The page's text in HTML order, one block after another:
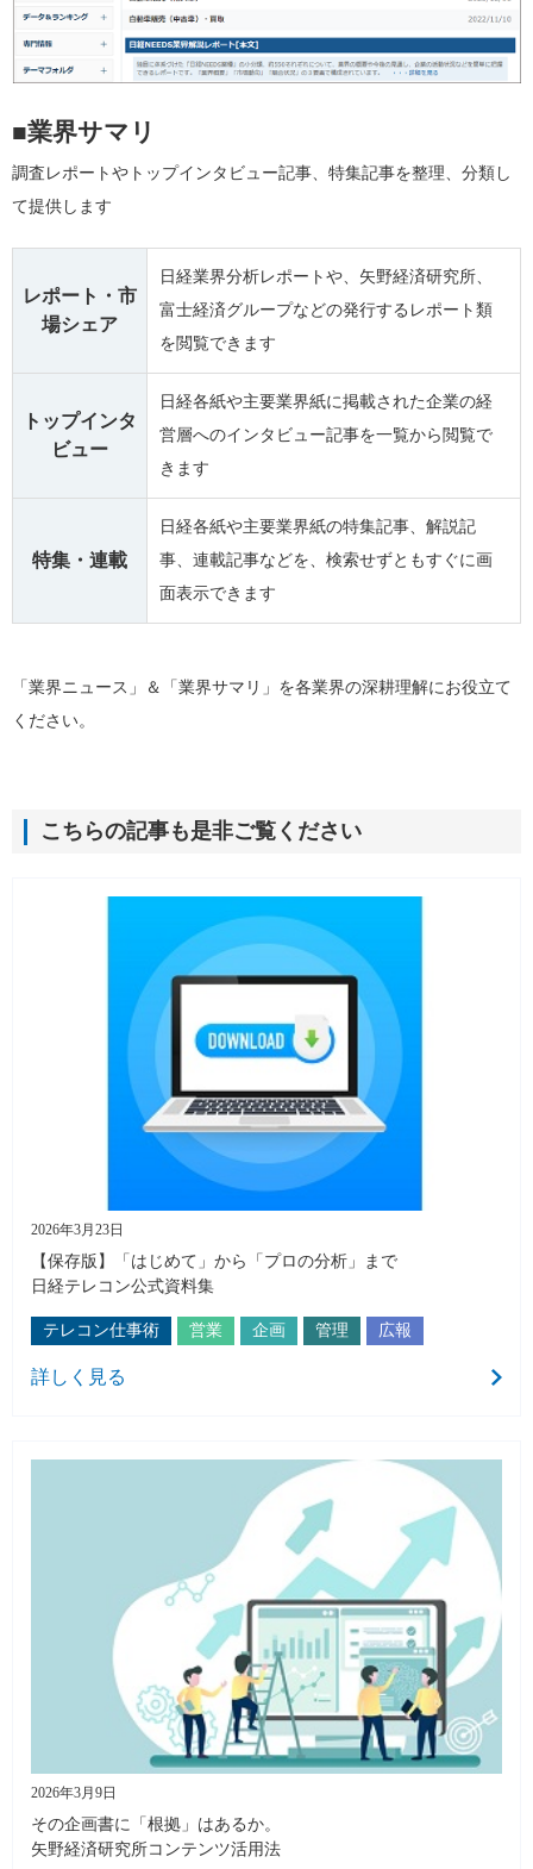
■業界サマリ
調査レポートやトップインタビュー記事、特集記事を整理、分類し
て提供します
レポート・市
場シェア
日経業界分析レポートや、矢野経済研究所、
富士経済グループなどの発行するレポート類
を閲覧できます
トップインタ
ビュー
日経各紙や主要業界紙に掲載された企業の経
営層へのインタビュー記事を一覧から閲覧で
きます
特集・連載
日経各紙や主要業界紙の特集記事、解説記
事、連載記事などを、検索せずともすぐに画
面表示できます
「業界ニュース」＆「業界サマリ」を各業界の深耕理解にお役立て
ください。
こちらの記事も是非ご覧ください
2026年3月23日
【保存版】「はじめて」から「プロの分析」まで
日経テレコン公式資料集
テレコン仕事術 営業 企画 管理 広報
詳しく見る
2026年3月9日
その企画書に「根拠」はあるか。
矢野経済研究所コンテンツ活用法